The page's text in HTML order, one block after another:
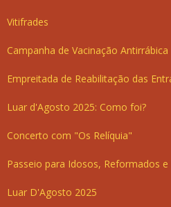
Vitifrades
Campanha de Vacinação Antirrábica
Empreitada de Reabilitação das
Luar d'Agosto 2025: Como foi?
Concerto com "Os Relíquia"
Passeio para Idosos, Reformados
Luar D'Agosto 2025